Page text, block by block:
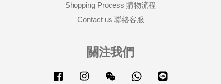
Shopping Process 購物流程
Contact us 聯絡客服
關注我們
Facebook Instagram Wechat Whatsapp